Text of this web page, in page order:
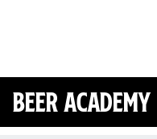
Beer Academy